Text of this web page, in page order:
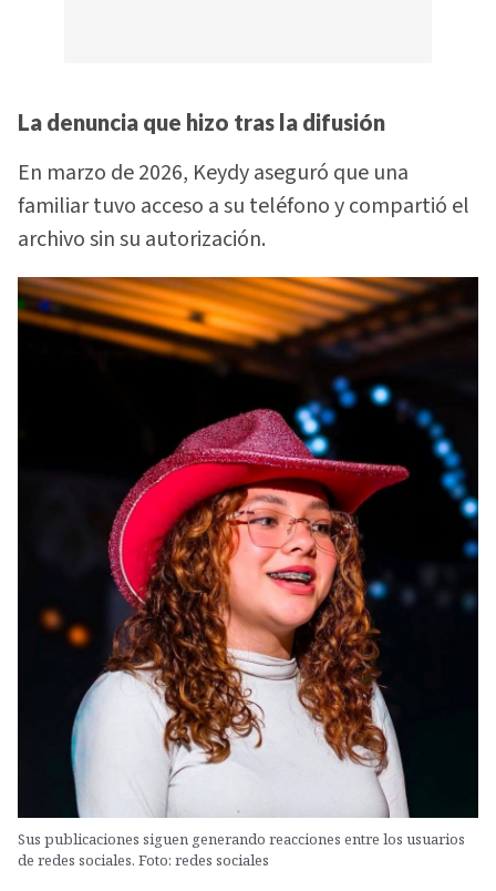
La denuncia que hizo tras la difusión
En marzo de 2026, Keydy aseguró que una
familiar tuvo acceso a su teléfono y compartió el
archivo sin su autorización.
Sus publicaciones siguen generando reacciones entre los usuarios
de redes sociales. Foto: redes sociales